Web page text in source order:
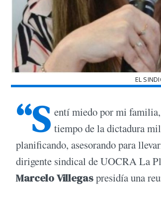
EL
“S entí miedo por mi
tiempo de la dictadura
planificando, asesorando para
dirigente sindical de UOCRA La
Marcelo Villegaspresidía una